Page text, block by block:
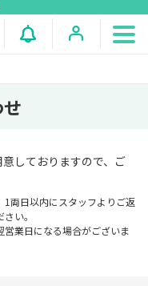
しておりますので、ご
1両⽇以内にスタッフよりご返
い。
業⽇になる場合がございま